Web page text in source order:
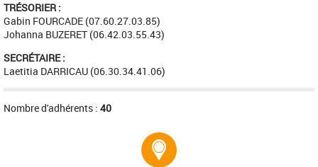
TRÉSORIER :
Gabin FOURCADE (07.60.27.03.85)
Johanna BUZERET (06.42.03.55.43)
SECRÉTAIRE :
Laetitia DARRICAU (06.30.34.41.06)
Nombre d'adhérents : 40